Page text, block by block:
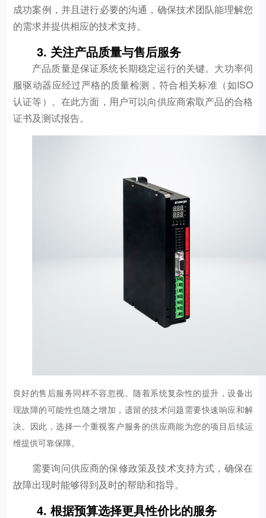
成功案例，并且进行必要的沟通，确保技术团队能理解您
的需求并提供相应的技术支持。
3. 关注产品质量与售后服务
产品质量是保证系统长期稳定运行的关键。大功率伺
服驱动器应经过严格的质量检测，符合相关标准（如ISO
认证等）。在此方面，用户可以向供应商索取产品的合格
证书及测试报告。
良好的售后服务同样不容忽视。随着系统复杂性的提升，设备出
现故障的可能性也随之增加，遗留的技术问题需要快速响应和解
决。因此，选择一个重视客户服务的供应商能为您的项目后续运
维提供可靠保障。
需要询问供应商的保修政策及技术支持方式，确保在
故障出现时能够得到及时的帮助和指导。
4. 根据预算选择更具性价比的服务